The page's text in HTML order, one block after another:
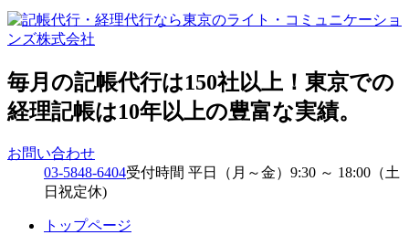
毎月の記帳代行は150社以上！東京での
経理記帳は10年以上の豊富な実績。
お問い合わせ
03-5848-6404受付時間 平日（月～金）9:30 ～ 18:00（土
日祝定休)
トップページ